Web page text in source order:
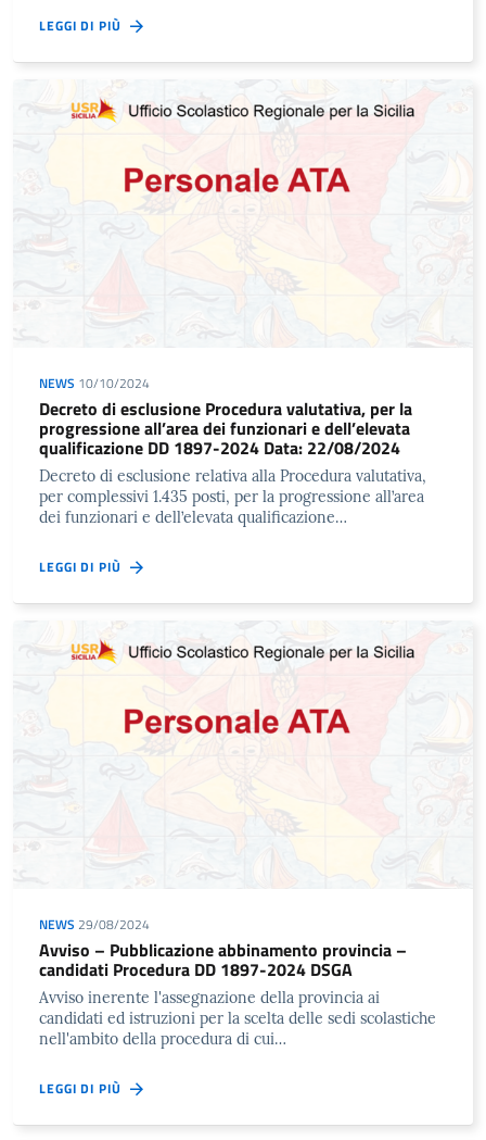
LEGGI DI PIÙ
NEWS 10/10/2024
Decreto di esclusione Procedura valutativa, per la
progressione all’area dei funzionari e dell’elevata
qualificazione DD 1897-2024 Data: 22/08/2024
Decreto di esclusione relativa alla Procedura valutativa,
per complessivi 1.435 posti, per la progressione all’area
dei funzionari e dell’elevata qualificazione…
LEGGI DI PIÙ
NEWS 29/08/2024
Avviso – Pubblicazione abbinamento provincia –
candidati Procedura DD 1897-2024 DSGA
Avviso inerente l'assegnazione della provincia ai
candidati ed istruzioni per la scelta delle sedi scolastiche
nell'ambito della procedura di cui…
LEGGI DI PIÙ